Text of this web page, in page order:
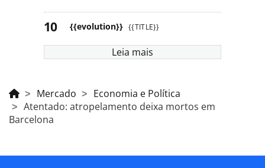
{{evolution}} {{TITLE}}
Leia mais
Mercado
Economia e Política
Atentado: atropelamento deixa mortos em
Barcelona